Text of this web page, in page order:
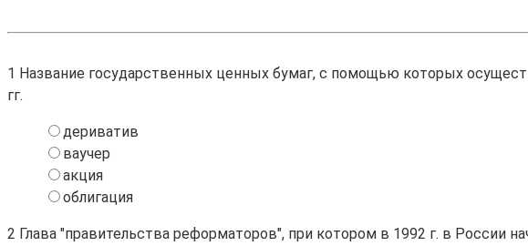
1 Название государственных ценных бумаг, с помощью которых
гг.
дериватив
ваучер
акция
облигация
2 Глава "правительства реформаторов", при котором в 1992 г. в России